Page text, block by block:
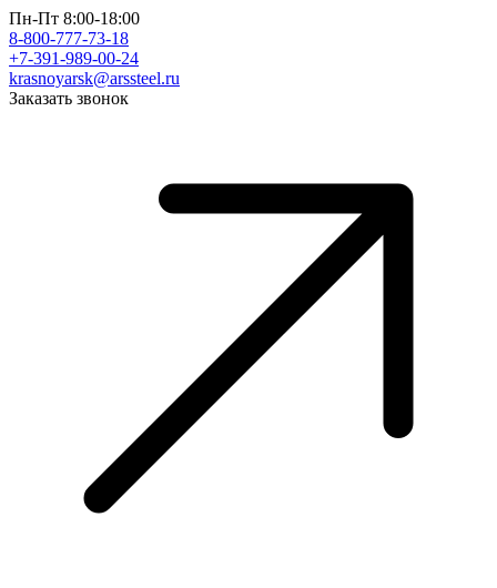
Пн-Пт 8:00-18:00
8-800-777-73-18
+7-391-989-00-24
krasnoyarsk@arssteel.ru
Заказать звонок